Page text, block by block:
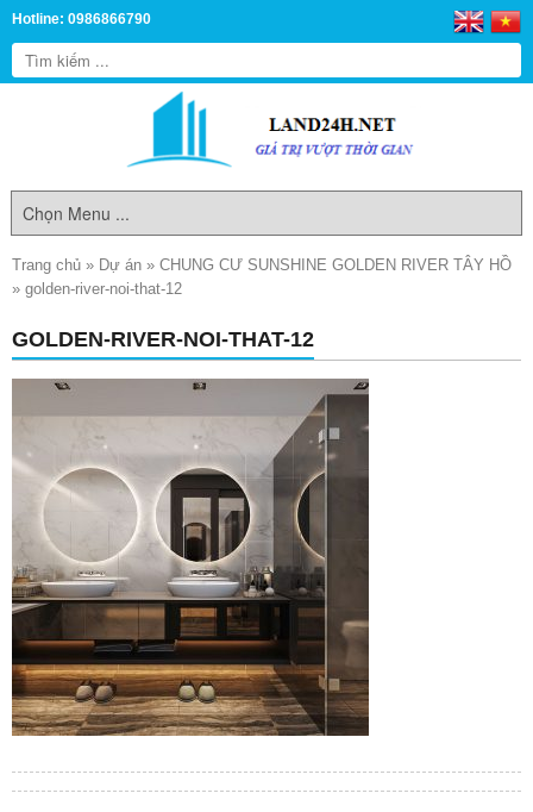
Hotline: 0986866790
Trang chủ » Dự án » CHUNG CƯ SUNSHINE GOLDEN RIVER TÂY HỒ
» golden-river-noi-that-12
GOLDEN-RIVER-NOI-THAT-12